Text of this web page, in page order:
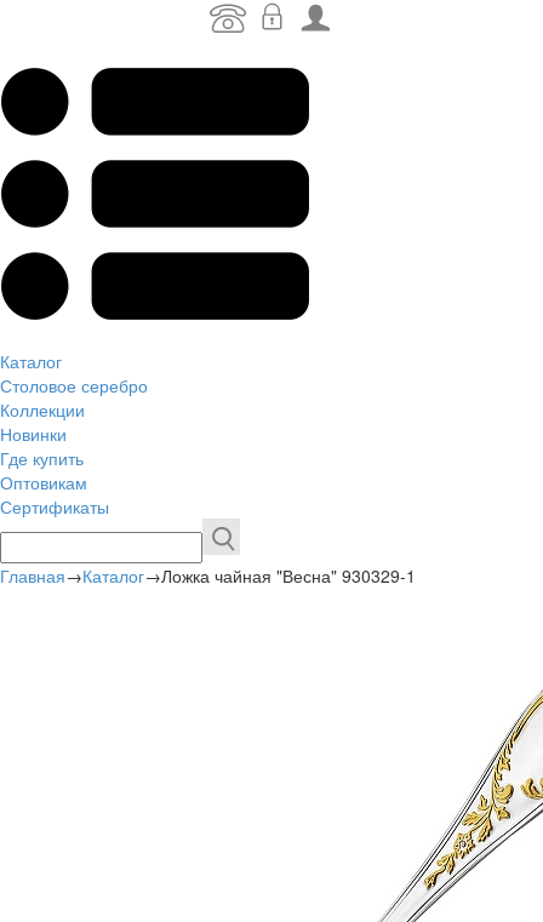
Каталог
Столовое серебро
Коллекции
Новинки
Где купить
Оптовикам
Сертификаты
Главная→Каталог→Ложка чайная "Весна" 930329-1